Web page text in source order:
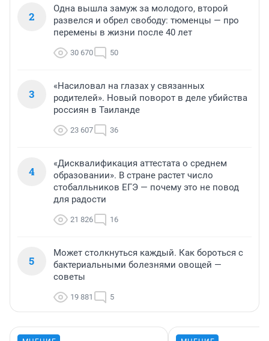
2
Одна вышла замуж за молодого, второй
развелся и обрел свободу: тюменцы — про
перемены в жизни после 40 лет
30 670 50
3
«Насиловал на глазах у связанных
родителей». Новый поворот в деле убийства
россиян в Таиланде
23 607 36
4
«Дисквалификация аттестата о среднем
образовании». В стране растет число
стобалльников ЕГЭ — почему это не повод
для радости
21 826 16
5
Может столкнуться каждый. Как бороться с
бактериальными болезнями овощей —
советы
19 881 5